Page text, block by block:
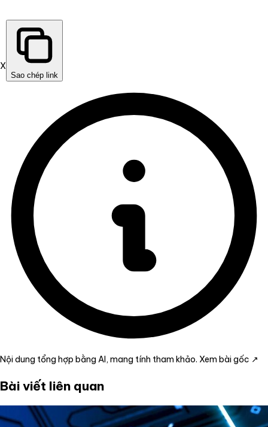
X
Sao chép link
Nội dung tổng hợp bằng AI, mang tính tham khảo. Xem bài gốc ↗
Bài viết liên quan